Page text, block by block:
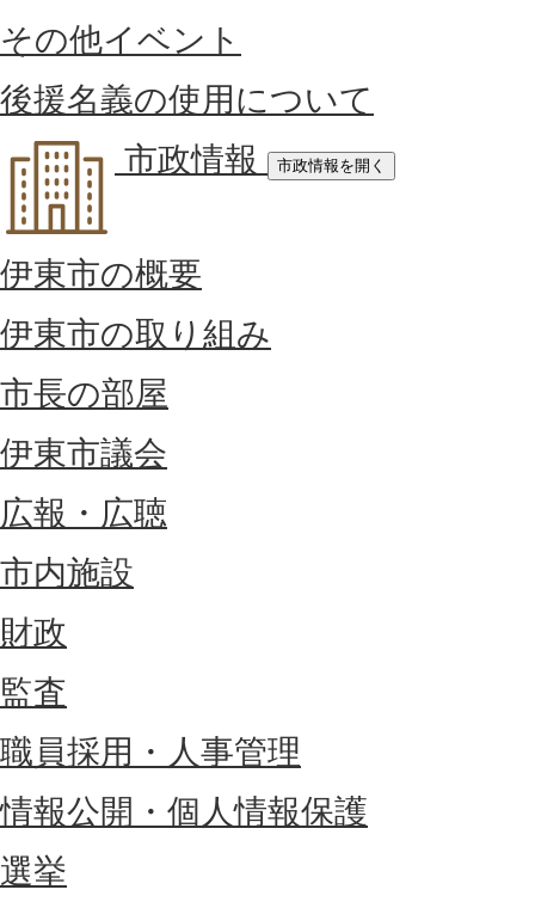
その他イベント
後援名義の使用について
市政情報
市政情報を開く
伊東市の概要
伊東市の取り組み
市長の部屋
伊東市議会
広報・広聴
市内施設
財政
監査
職員採用・人事管理
情報公開・個人情報保護
選挙